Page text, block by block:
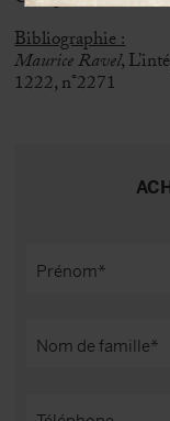
Bibliographie :
Maurice Ravel,
1222, n°2271